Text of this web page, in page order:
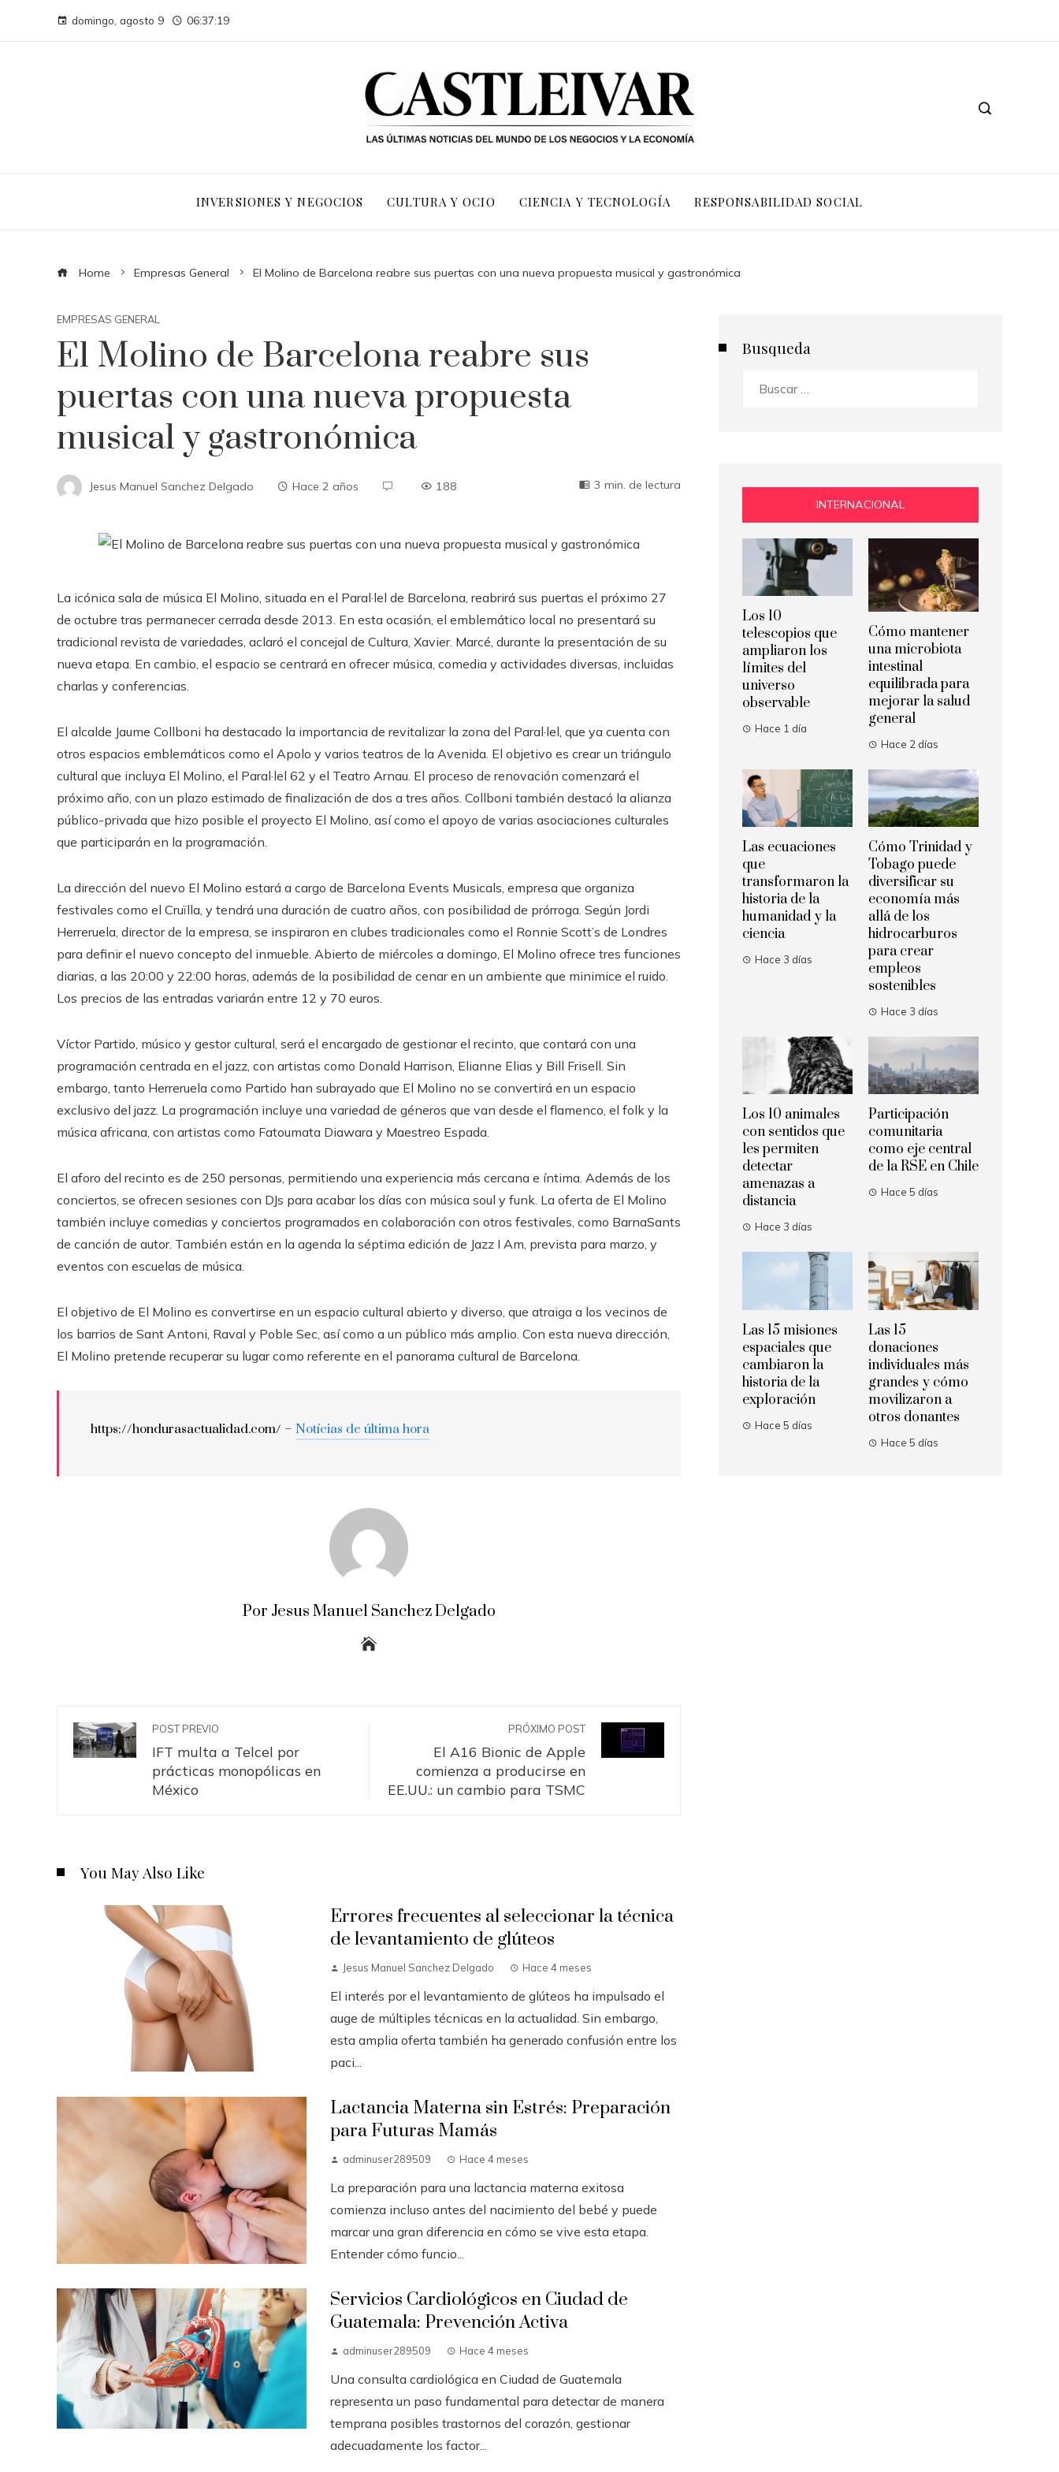
domingo, agosto 9 06:37:20
INVERSIONES Y NEGOCIOS CULTURA Y OCIO CIENCIA Y TECNOLOGÍA RESPONSABILIDAD SOCIAL
Home Empresas General El Molino de Barcelona reabre sus puertas con una nueva propuesta musical y gastronómica
EMPRESAS GENERAL
El Molino de Barcelona reabre sus
puertas con una nueva propuesta
musical y gastronómica
Jesus Manuel Sanchez Delgado Hace 2 años 188 3 min. de lectura
La icónica sala de música El Molino, situada en el Paral·lel de Barcelona, ​​reabrirá sus puertas el próximo 27
de octubre tras permanecer cerrada desde 2013. En esta ocasión, el emblemático local no presentará su
tradicional revista de variedades, aclaró el concejal de Cultura, Xavier. Marcé, durante la presentación de su
nueva etapa. En cambio, el espacio se centrará en ofrecer música, comedia y actividades diversas, incluidas
charlas y conferencias.
El alcalde Jaume Collboni ha destacado la importancia de revitalizar la zona del Paral·lel, que ya cuenta con
otros espacios emblemáticos como el Apolo y varios teatros de la Avenida. El objetivo es crear un triángulo
cultural que incluya El Molino, el Paral·lel 62 y el Teatro Arnau. El proceso de renovación comenzará el
próximo año, con un plazo estimado de finalización de dos a tres años. Collboni también destacó la alianza
público-privada que hizo posible el proyecto El Molino, así como el apoyo de varias asociaciones culturales
que participarán en la programación.
La dirección del nuevo El Molino estará a cargo de Barcelona Events Musicals, empresa que organiza
festivales como el Cruïlla, y tendrá una duración de cuatro años, con posibilidad de prórroga. Según Jordi
Herreruela, director de la empresa, se inspiraron en clubes tradicionales como el Ronnie Scott’s de Londres
para definir el nuevo concepto del inmueble. Abierto de miércoles a domingo, El Molino ofrece tres funciones
diarias, a las 20:00 y 22:00 horas, además de la posibilidad de cenar en un ambiente que minimice el ruido.
Los precios de las entradas variarán entre 12 y 70 euros.
Víctor Partido, músico y gestor cultural, será el encargado de gestionar el recinto, que contará con una
programación centrada en el jazz, con artistas como Donald Harrison, Elianne Elias y Bill Frisell. Sin
embargo, tanto Herreruela como Partido han subrayado que El Molino no se convertirá en un espacio
exclusivo del jazz. La programación incluye una variedad de géneros que van desde el flamenco, el folk y la
música africana, con artistas como Fatoumata Diawara y Maestreo Espada.
El aforo del recinto es de 250 personas, permitiendo una experiencia más cercana e íntima. Además de los
conciertos, se ofrecen sesiones con DJs para acabar los días con música soul y funk. La oferta de El Molino
también incluye comedias y conciertos programados en colaboración con otros festivales, como BarnaSants
de canción de autor. También están en la agenda la séptima edición de Jazz I Am, prevista para marzo, y
eventos con escuelas de música.
El objetivo de El Molino es convertirse en un espacio cultural abierto y diverso, que atraiga a los vecinos de
los barrios de Sant Antoni, Raval y Poble Sec, así como a un público más amplio. Con esta nueva dirección,
El Molino pretende recuperar su lugar como referente en el panorama cultural de Barcelona.
https://hondurasactualidad.com/ – Notícias de última hora
Por Jesus Manuel Sanchez Delgado
POST PREVIO
IFT multa a Telcel por
prácticas monopólicas en
México
PRÓXIMO POST
El A16 Bionic de Apple
comienza a producirse en
EE.UU.: un cambio para TSMC
You May Also Like
Errores frecuentes al seleccionar la técnica
de levantamiento de glúteos
Jesus Manuel Sanchez Delgado Hace 4 meses
El interés por el levantamiento de glúteos ha impulsado el
auge de múltiples técnicas en la actualidad. Sin embargo,
esta amplia oferta también ha generado confusión entre los
paci...
Lactancia Materna sin Estrés: Preparación
para Futuras Mamás
adminuser289509 Hace 4 meses
La preparación para una lactancia materna exitosa
comienza incluso antes del nacimiento del bebé y puede
marcar una gran diferencia en cómo se vive esta etapa.
Entender cómo funcio...
Servicios Cardiológicos en Ciudad de
Guatemala: Prevención Activa
adminuser289509 Hace 4 meses
Una consulta cardiológica en Ciudad de Guatemala
representa un paso fundamental para detectar de manera
temprana posibles trastornos del corazón, gestionar
adecuadamente los factor...
Busqueda
INTERNACIONAL
Los 10
telescopios que
ampliaron los
límites del
universo
observable
Hace 1 día
Cómo mantener
una microbiota
intestinal
equilibrada para
mejorar la salud
general
Hace 2 días
Las ecuaciones
que
transformaron la
historia de la
humanidad y la
ciencia
Hace 3 días
Cómo Trinidad y
Tobago puede
diversificar su
economía más
allá de los
hidrocarburos
para crear
empleos
sostenibles
Hace 3 días
Los 10 animales
con sentidos que
les permiten
detectar
amenazas a
distancia
Hace 3 días
Participación
comunitaria
como eje central
de la RSE en Chile
Hace 5 días
Las 15 misiones
espaciales que
cambiaron la
historia de la
exploración
Hace 5 días
Las 15
donaciones
individuales más
grandes y cómo
movilizaron a
otros donantes
Hace 5 días